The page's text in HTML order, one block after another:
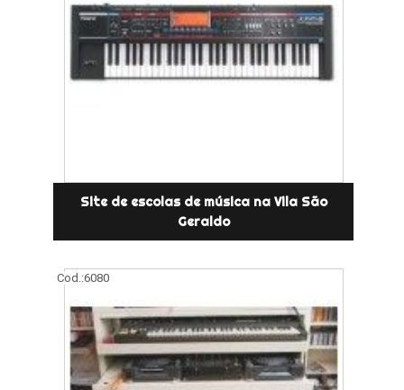
Site de escolas de música na Vila São
Geraldo
Cod.:6080